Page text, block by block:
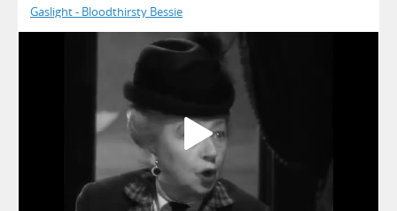
Gaslight - Bloodthirsty Bessie